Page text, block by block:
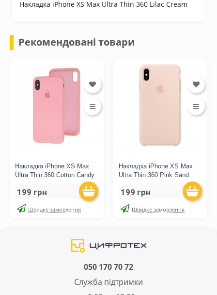
Накладка iPhone XS Max Ultra Thin 360 Lilac Cream
Рекомендовані товари
Накладка iPhone XS Max
Ultra Thin 360 Cotton Candy
199 грн
Швидке замовлення
Накладка iPhone XS Max
Ultra Thin 360 Pink Sand
199 грн
Швидке замовлення
050 170 70 72
Служба підтримки